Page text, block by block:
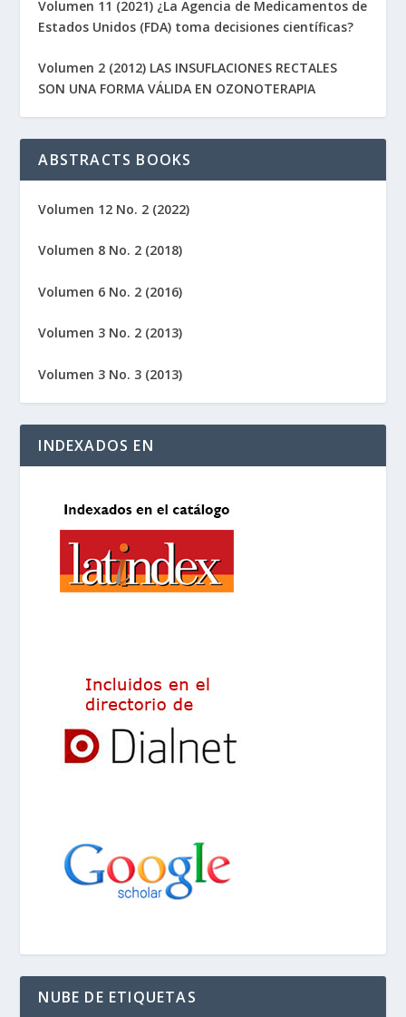
Volumen 11 (2021) ¿La Agencia de Medicamentos de
Estados Unidos (FDA) toma decisiones científicas?
Volumen 2 (2012) LAS INSUFLACIONES RECTALES
SON UNA FORMA VÁLIDA EN OZONOTERAPIA
ABSTRACTS BOOKS
Volumen 12 No. 2 (2022)
Volumen 8 No. 2 (2018)
Volumen 6 No. 2 (2016)
Volumen 3 No. 2 (2013)
Volumen 3 No. 3 (2013)
INDEXADOS EN
NUBE DE ETIQUETAS